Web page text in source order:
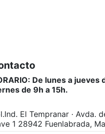
De lunes a jueves
de 9h a 15h.
El Tempranar · Avda.
1 28942 Fuenlabrada,